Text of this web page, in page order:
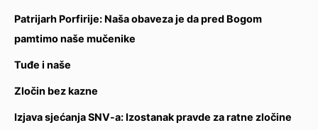
Patrijarh Porfirije: Naša obaveza je da pred Bogom
pamtimo naše mučenike
Tuđe i naše
Zločin bez kazne
Izjava sjećanja SNV-a: Izostanak pravde za ratne zločine